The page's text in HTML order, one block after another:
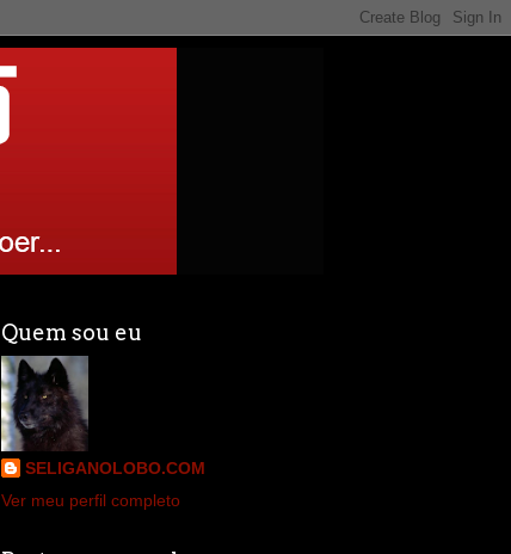
Quem sou eu
SELIGANOLOBO.COM
Ver meu perfil completo